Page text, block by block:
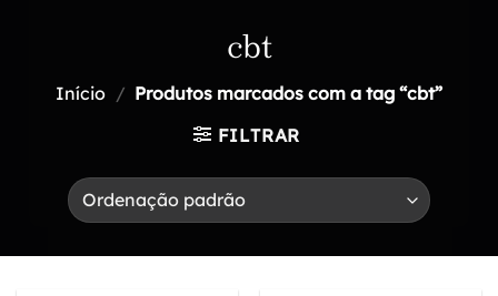
cbt
Início / Produtos marcados com a tag “cbt”
FILTRAR